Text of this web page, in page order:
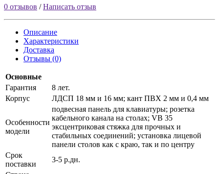
0 отзывов /Написать отзыв
Описание
Характеристики
Доставка
Отзывы (0)
Основные
Гарантия
8 лет.
Корпус
ЛДСП 18 мм и 16 мм; кант ПВХ 2 мм и 0,4 мм
Особенности
модели
подвесная панель для клавиатуры; розетка
кабельного канала на столах; VB 35
эксцентриковая стяжка для прочных и
стабильных соединений; установка лицевой
панели столов как с краю, так и по центру
Срок
поставки
3-5 р.дн.